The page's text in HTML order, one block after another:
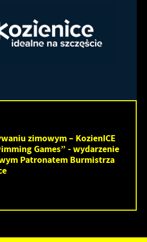
zimowym – KozienICE
Games” - wydarzenie
Patronatem Burmistrza